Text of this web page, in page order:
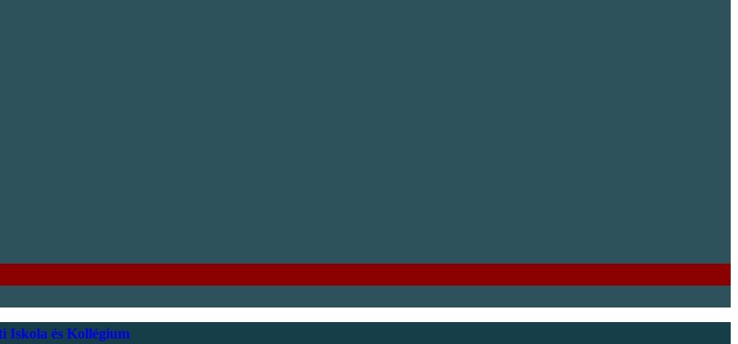
Iskola és Kollégium